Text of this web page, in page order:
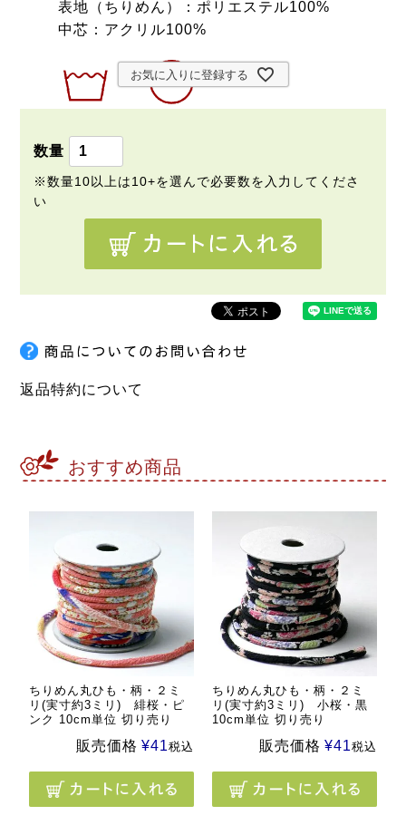
表地（ちりめん）：ポリエステル100%
中芯：アクリル100%
お気に入りに登録する
返品特約について
おすすめ商品
ちりめん丸ひも・柄・２ミ
リ(実寸約3ミリ) 緋桜・ピ
ンク 10cm単位 切り売り
販売価格 ¥41税込
ちりめん丸ひも・柄・２ミ
リ(実寸約3ミリ) 小桜・黒
10cm単位 切り売り
販売価格 ¥41税込